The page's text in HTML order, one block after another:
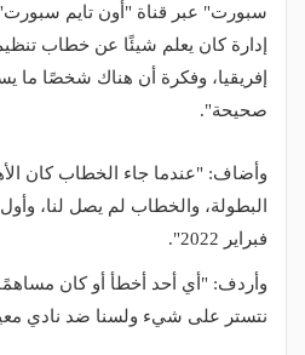
سبورت" عبر قناة "أون تايم
إدارة كان يعلم شيئًا عن خطاب
إفريقيا، وفكرة أن هناك شخصًا ما
صحيحة".
وأضاف: "عندما جاء الخطاب كان
فبراير 2022".
وأردف: "أي أحد أخطأ أو كان
نتستر على شيء ولسنا ضد نادي